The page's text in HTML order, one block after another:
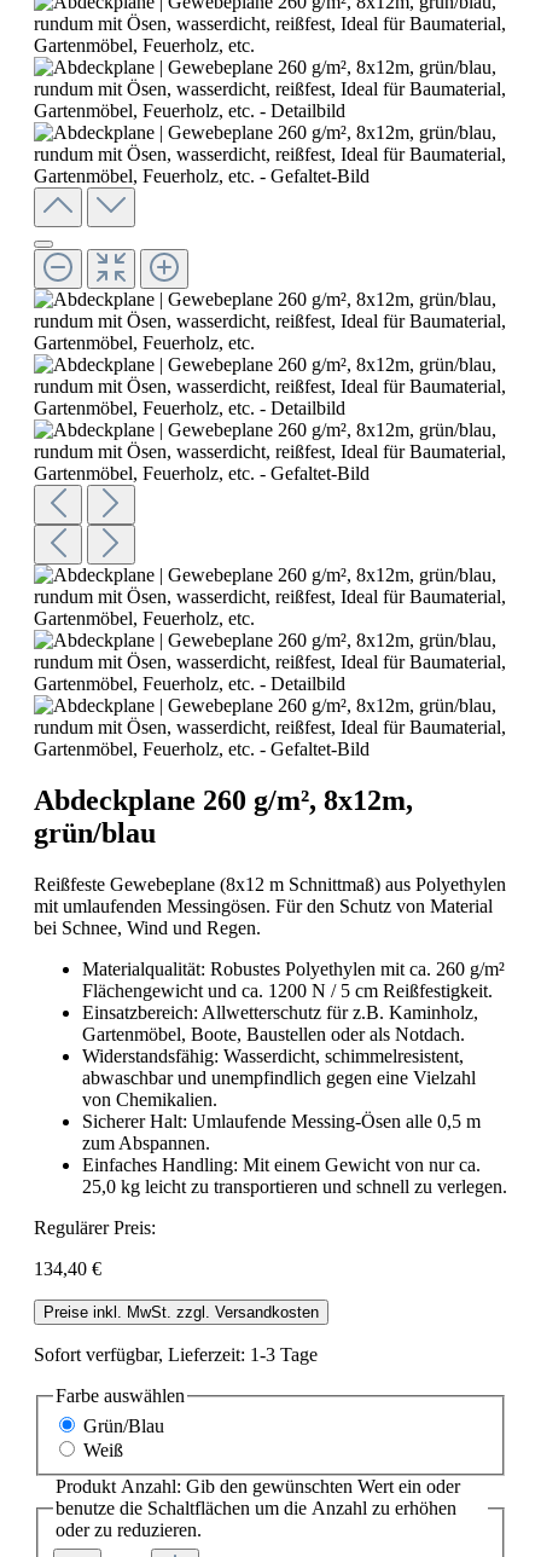
Abdeckplane 260 g/m², 8x12m,
grün/blau
Reißfeste Gewebeplane (8x12 m Schnittmaß) aus Polyethylen
mit umlaufenden Messingösen. Für den Schutz von Material
bei Schnee, Wind und Regen.
Materialqualität: Robustes Polyethylen mit ca. 260 g/m²
Flächengewicht und ca. 1200 N / 5 cm Reißfestigkeit.
Einsatzbereich: Allwetterschutz für z.B. Kaminholz,
Gartenmöbel, Boote, Baustellen oder als Notdach.
Widerstandsfähig: Wasserdicht, schimmelresistent,
abwaschbar und unempfindlich gegen eine Vielzahl
von Chemikalien.
Sicherer Halt: Umlaufende Messing-Ösen alle 0,5 m
zum Abspannen.
Einfaches Handling: Mit einem Gewicht von nur ca.
25,0 kg leicht zu transportieren und schnell zu verlegen.
Regulärer Preis:
134,40 €
Preise inkl. MwSt. zzgl. Versandkosten
Sofort verfügbar, Lieferzeit: 1-3 Tage
Farbe auswählen
Grün/Blau
Weiß
Produkt Anzahl: Gib den gewünschten Wert ein oder
benutze die Schaltflächen um die Anzahl zu erhöhen
oder zu reduzieren.